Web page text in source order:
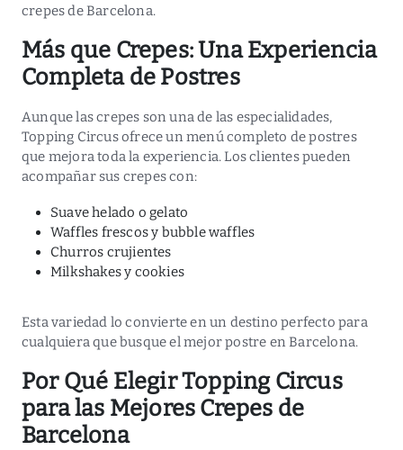
crepes de Barcelona.
Más que Crepes: Una Experiencia
Completa de Postres
Aunque las crepes son una de las especialidades,
Topping Circus ofrece un menú completo de postres
que mejora toda la experiencia. Los clientes pueden
acompañar sus crepes con:
Suave helado o gelato
Waffles frescos y bubble waffles
Churros crujientes
Milkshakes y cookies
Esta variedad lo convierte en un destino perfecto para
cualquiera que busque el mejor postre en Barcelona.
Por Qué Elegir Topping Circus
para las Mejores Crepes de
Barcelona